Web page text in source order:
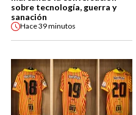
sobre tecnología, guerra y
sanación
Hace39 minutos